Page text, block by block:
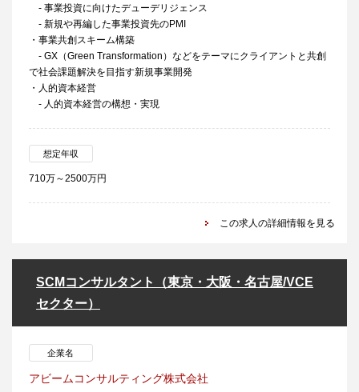
- 事業投資に向けたデューデリジェンス
- 新規や再編した事業投資先のPMI
・事業共創スキーム構築
- GX（Green Transformation）などをテーマにクライアントと共創
で社会課題解決を目指す新規事業開発
・人的資本経営
- 人的資本経営の構想・実現
想定年収
710万～2500万円
この求人の詳細情報を見る
SCMコンサルタント（東京・大阪・名古屋/VCE
セクター）
企業名
アビームコンサルティング株式会社